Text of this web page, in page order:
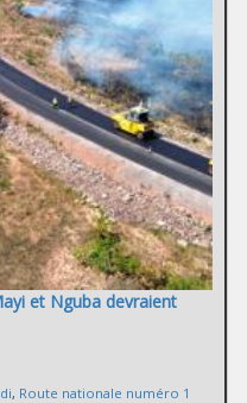
et Nguba devraient
, Route nationale numéro 1